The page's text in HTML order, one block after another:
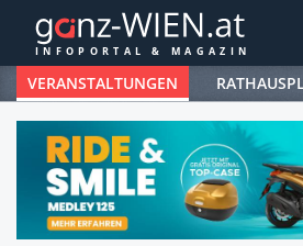
VERANSTALTUNGEN